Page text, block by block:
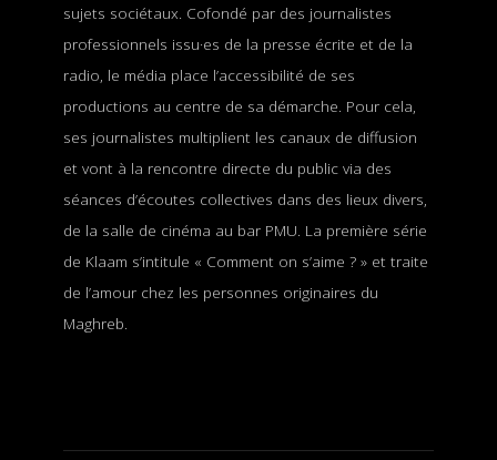
sujets sociétaux. Cofondé par des journalistes
professionnels issu·es de la presse écrite et de la
radio, le média place l’accessibilité de ses
productions au centre de sa démarche. Pour cela,
ses journalistes multiplient les canaux de diffusion
et vont à la rencontre directe du public via des
séances d’écoutes collectives dans des lieux divers,
de la salle de cinéma au bar PMU. La première série
de Klaam s’intitule « Comment on s’aime ? » et traite
de l’amour chez les personnes originaires du
Maghreb.